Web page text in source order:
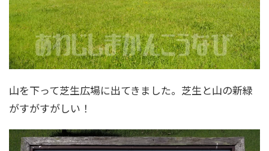
山を下って芝生広場に出てきました。芝生と山の新緑
がすがすがしい！